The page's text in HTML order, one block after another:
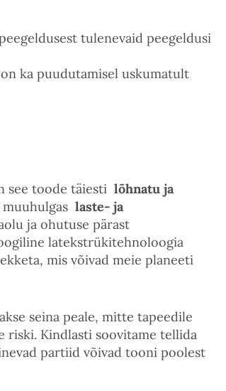
tulenevaid peegeldusi
ka puudutamisel uskumatult
see toode täiesti lõhnatu ja
muuhulgas laste- ja
ja ohutuse pärast
latekstrükitehnoloogia
mis võivad meie planeeti
seina peale, mitte tapeedile
riski. Kindlasti soovitame tellida
partiid võivad tooni poolest